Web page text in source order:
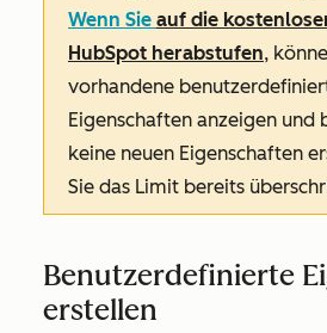
Wenn Sie auf die
HubSpot herabstufen,
vorhandene
Eigenschaften anzeigen und
keine neuen Eigenschaften
Sie das Limit bereits
Benutzerdefinierte
erstellen